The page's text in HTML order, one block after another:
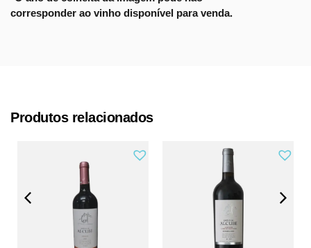
corresponder ao vinho disponível para venda.
Produtos relacionados